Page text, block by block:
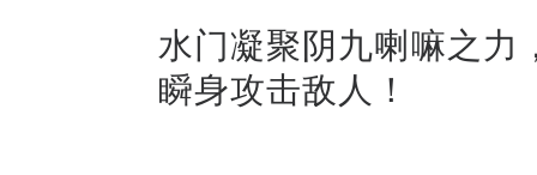
水门凝聚阴九喇嘛之
瞬身攻击敌人！